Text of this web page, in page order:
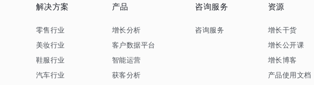
解决方案
零售行业
美妆行业
鞋服行业
汽车行业
产品
增长分析
客户数据平台
智能运营
获客分析
咨询服务
咨询服务
资源
增长干货
增长公开课
增长博客
产品使用文档